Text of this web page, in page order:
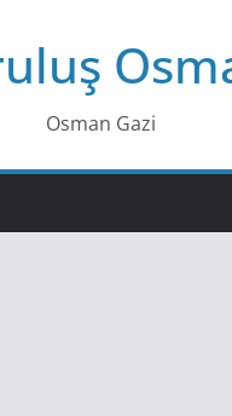
Osman Gazi